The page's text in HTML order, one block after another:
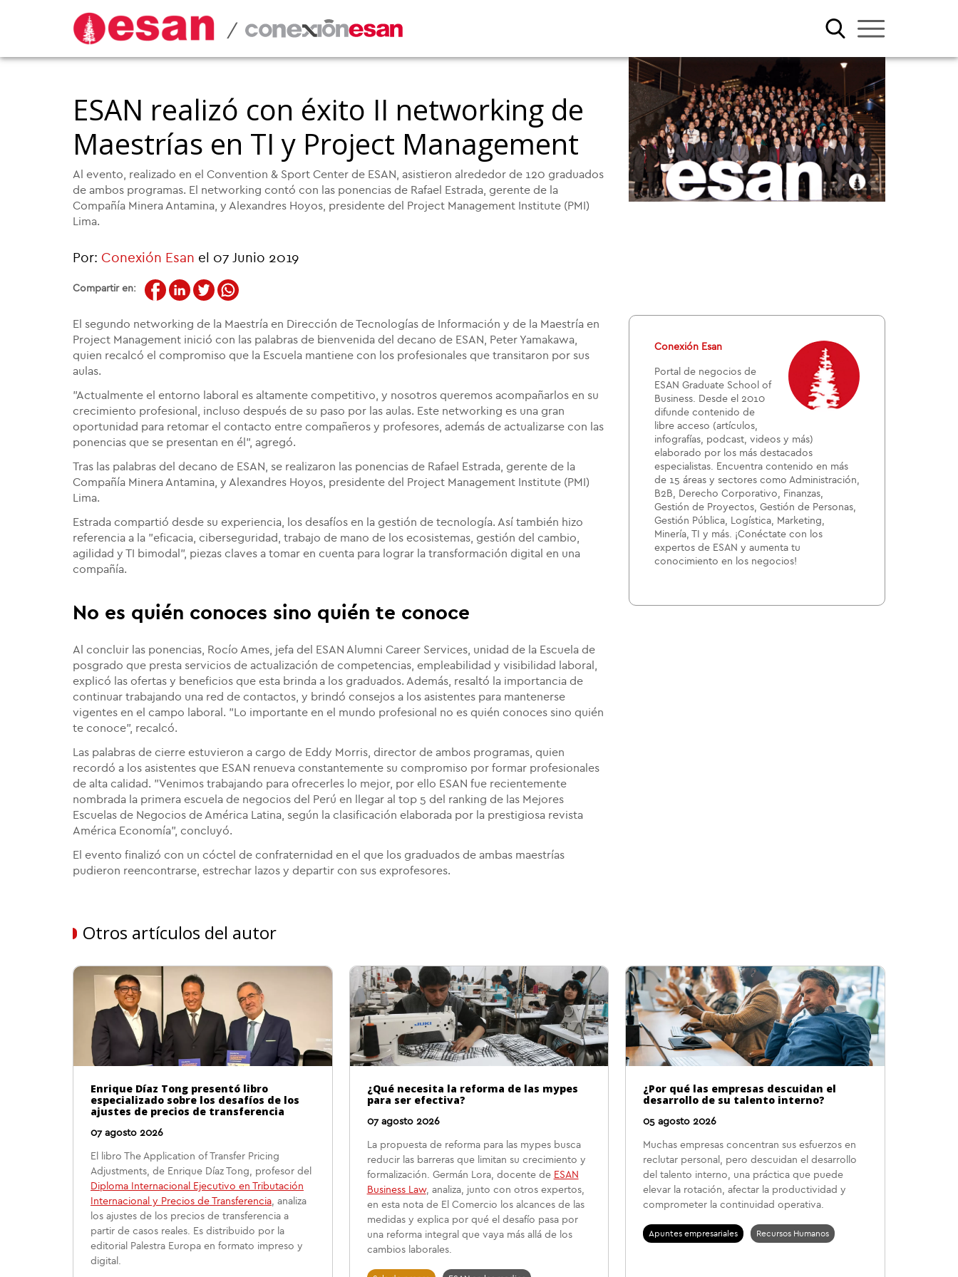
/
ESAN realizó con éxito II networking de
Maestrías en TI y Project Management
Al evento, realizado en el Convention & Sport Center de ESAN, asistieron alrededor de 120 graduados
de ambos programas. El networking contó con las ponencias de Rafael Estrada, gerente de la
Compañía Minera Antamina, y Alexandres Hoyos, presidente del Project Management Institute (PMI)
Lima.
Por: Conexión Esan el 07 Junio 2019
Compartir en:
El segundo networking de la Maestría en Dirección de Tecnologías de Información y de la Maestría en
Project Management inició con las palabras de bienvenida del decano de ESAN, Peter Yamakawa,
quien recalcó el compromiso que la Escuela mantiene con los profesionales que transitaron por sus
aulas.
"Actualmente el entorno laboral es altamente competitivo, y nosotros queremos acompañarlos en su
crecimiento profesional, incluso después de su paso por las aulas. Este networking es una gran
oportunidad para retomar el contacto entre compañeros y profesores, además de actualizarse con las
ponencias que se presentan en él", agregó.
Tras las palabras del decano de ESAN, se realizaron las ponencias de Rafael Estrada, gerente de la
Compañía Minera Antamina, y Alexandres Hoyos, presidente del Project Management Institute (PMI)
Lima.
Estrada compartió desde su experiencia, los desafíos en la gestión de tecnología. Así también hizo
referencia a la "eficacia, ciberseguridad, trabajo de mano de los ecosistemas, gestión del cambio,
agilidad y TI bimodal", piezas claves a tomar en cuenta para lograr la transformación digital en una
compañía.
No es quién conoces sino quién te conoce
Al concluir las ponencias, Rocío Ames, jefa del ESAN Alumni Career Services, unidad de la Escuela de
posgrado que presta servicios de actualización de competencias, empleabilidad y visibilidad laboral,
explicó las ofertas y beneficios que esta brinda a los graduados. Además, resaltó la importancia de
continuar trabajando una red de contactos, y brindó consejos a los asistentes para mantenerse
vigentes en el campo laboral. "Lo importante en el mundo profesional no es quién conoces sino quién
te conoce", recalcó.
Las palabras de cierre estuvieron a cargo de Eddy Morris, director de ambos programas, quien
recordó a los asistentes que ESAN renueva constantemente su compromiso por formar profesionales
de alta calidad. "Venimos trabajando para ofrecerles lo mejor, por ello ESAN fue recientemente
nombrada la primera escuela de negocios del Perú en llegar al top 5 del ranking de las Mejores
Escuelas de Negocios de América Latina, según la clasificación elaborada por la prestigiosa revista
América Economía", concluyó.
El evento finalizó con un cóctel de confraternidad en el que los graduados de ambas maestrías
pudieron reencontrarse, estrechar lazos y departir con sus exprofesores.
Conexión Esan
Portal de negocios de
ESAN Graduate School of
Business. Desde el 2010
difunde contenido de
libre acceso (artículos,
infografías, podcast, videos y más)
elaborado por los más destacados
especialistas. Encuentra contenido en más
de 15 áreas y sectores como Administración,
B2B, Derecho Corporativo, Finanzas,
Gestión de Proyectos, Gestión de Personas,
Gestión Pública, Logística, Marketing,
Minería, TI y más. ¡Conéctate con los
expertos de ESAN y aumenta tu
conocimiento en los negocios!
Otros artículos del autor
Enrique Díaz Tong presentó libro
especializado sobre los desafíos de los
ajustes de precios de transferencia
07 agosto 2026
El libro The Application of Transfer Pricing
Adjustments, de Enrique Díaz Tong, profesor del
Diploma Internacional Ejecutivo en Tributación
Internacional y Precios de Transferencia, analiza
los ajustes de los precios de transferencia a
partir de casos reales. Es distribuido por la
editorial Palestra Europa en formato impreso y
digital.
¿Qué necesita la reforma de las mypes
para ser efectiva?
07 agosto 2026
La propuesta de reforma para las mypes busca
reducir las barreras que limitan su crecimiento y
formalización. Germán Lora, docente de ESAN
Business Law, analiza, junto con otros expertos,
en esta nota de El Comercio los alcances de las
medidas y explica por qué el desafío pasa por
una reforma integral que vaya más allá de los
cambios laborales.
¿Por qué las empresas descuidan el
desarrollo de su talento interno?
05 agosto 2026
Muchas empresas concentran sus esfuerzos en
reclutar personal, pero descuidan el desarrollo
del talento interno, una práctica que puede
elevar la rotación, afectar la productividad y
comprometer la continuidad operativa.
Apuntes empresariales Recursos Humanos